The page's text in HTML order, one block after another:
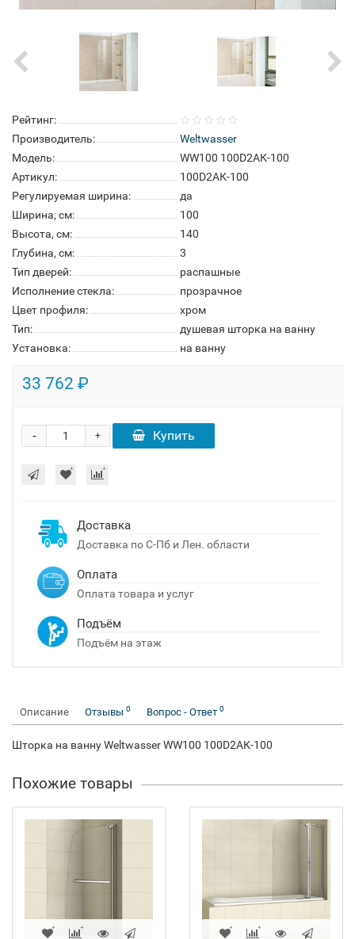
Рейтинг:
Производитель:
Weltwasser
Модель:
WW100 100D2АК-100
Артикул:
100D2АК-100
Регулируемая ширина:
да
Ширина, см:
100
Высота, см:
140
Глубина, см:
3
Тип дверей:
распашные
Исполнение стекла:
прозрачное
Цвет профиля:
хром
Тип:
душевая шторка на ванну
Установка:
на ванну
33 762 ₽
+
- Купить
Доставка
Доставка по С-Пб и Лен. области
Оплата
Оплата товара и услуг
Подъём
Подъём на этаж
Описание Отзывы 0 Вопрос - Ответ 0
Шторка на ванну Weltwasser WW100 100D2АК-100
Похожие товары